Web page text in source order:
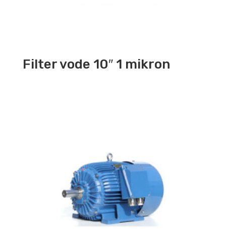
Filter vode 10″ 1 mikron